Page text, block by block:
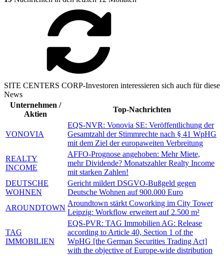
SITE CENTERS CORP-Investoren interessieren sich auch für diese
News
Unternehmen /
Aktien
Top-Nachrichten
VONOVIA
EQS-NVR: Vonovia SE: Veröffentlichung der
Gesamtzahl der Stimmrechte nach § 41 WpHG
mit dem Ziel der europaweiten Verbreitung
REALTY
INCOME
AFFO-Prognose angehoben: Mehr Miete,
mehr Dividende? Monatszahler Realty Income
mit starken Zahlen!
DEUTSCHE
WOHNEN
Gericht mildert DSGVO-Bußgeld gegen
Deutsche Wohnen auf 900.000 Euro
AROUNDTOWN
Aroundtown stärkt Coworking im City Tower
Leipzig: Workflow erweitert auf 2.500 m²
TAG
IMMOBILIEN
EQS-PVR: TAG Immobilien AG: Release
according to Article 40, Section 1 of the
WpHG [the German Securities Trading Act]
with the objective of Europe-wide distribution